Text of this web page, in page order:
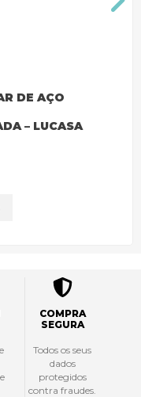
DE AÇO
– LUCASA
COMPRA
SEGURA
Todos os seus
dados
protegidos
contra fraudes.